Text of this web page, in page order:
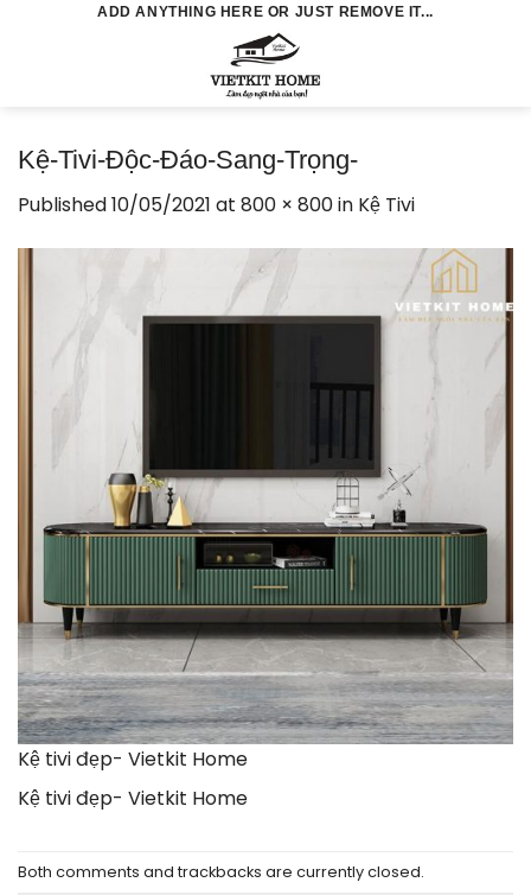
ADD ANYTHING HERE OR JUST REMOVE IT...
Kệ-Tivi-Độc-Đáo-Sang-Trọng-
Published10/05/2021 at 800 × 800in Kệ Tivi
Kệ tivi đẹp- Vietkit Home
Kệ tivi đẹp- Vietkit Home
Both comments and trackbacks are currently closed.